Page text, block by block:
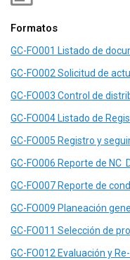
Formatos
GC-FO001 Listado de
GC-FO002 Solicitud de
GC-FO003 Control de
GC-FO004 Listado de
GC-FO005 Registro y
GC-FO006 Reporte de NC
GC-FO007 Reporte de
GC-FO009 Planeación
GC-FO011 Selección de
GC-FO012 Evaluación y